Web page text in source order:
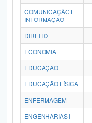
COMUNICAÇÃO E
INFORMAÇÃO
DIREITO
ECONOMIA
EDUCAÇÃO
EDUCAÇÃO FÍSICA
ENFERMAGEM
ENGENHARIAS I